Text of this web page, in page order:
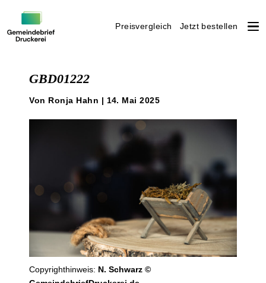
Preisvergleich Jetzt bestellen
GBD01222
Von Ronja Hahn | 14. Mai 2025
Copyrighthinweis: N. Schwarz ©